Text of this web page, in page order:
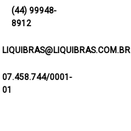
(44) 99948-
8912
LIQUIBRAS@LIQUIBRAS.COM.BR
07.458.744/0001-
01